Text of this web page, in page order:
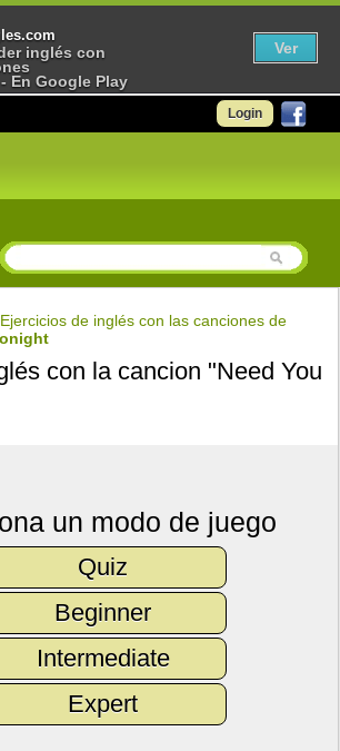
Login
Ejercicios de inglés con las canciones de
con la cancion "Need You
un modo de juego
Quiz
Beginner
Intermediate
Expert
inglés con
En Google Play
Ver